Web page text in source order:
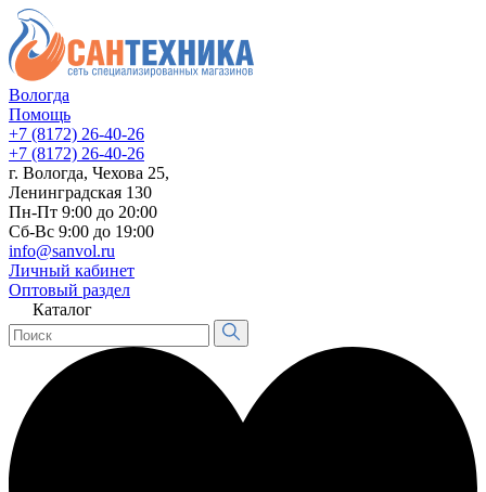
Вологда
Помощь
+7 (8172) 26-40-26
+7 (8172) 26-40-26
г. Вологда, Чехова 25,
Ленинградская 130
Пн-Пт 9:00 до 20:00
Сб-Вс 9:00 до 19:00
info@sanvol.ru
Личный кабинет
Оптовый раздел
Каталог